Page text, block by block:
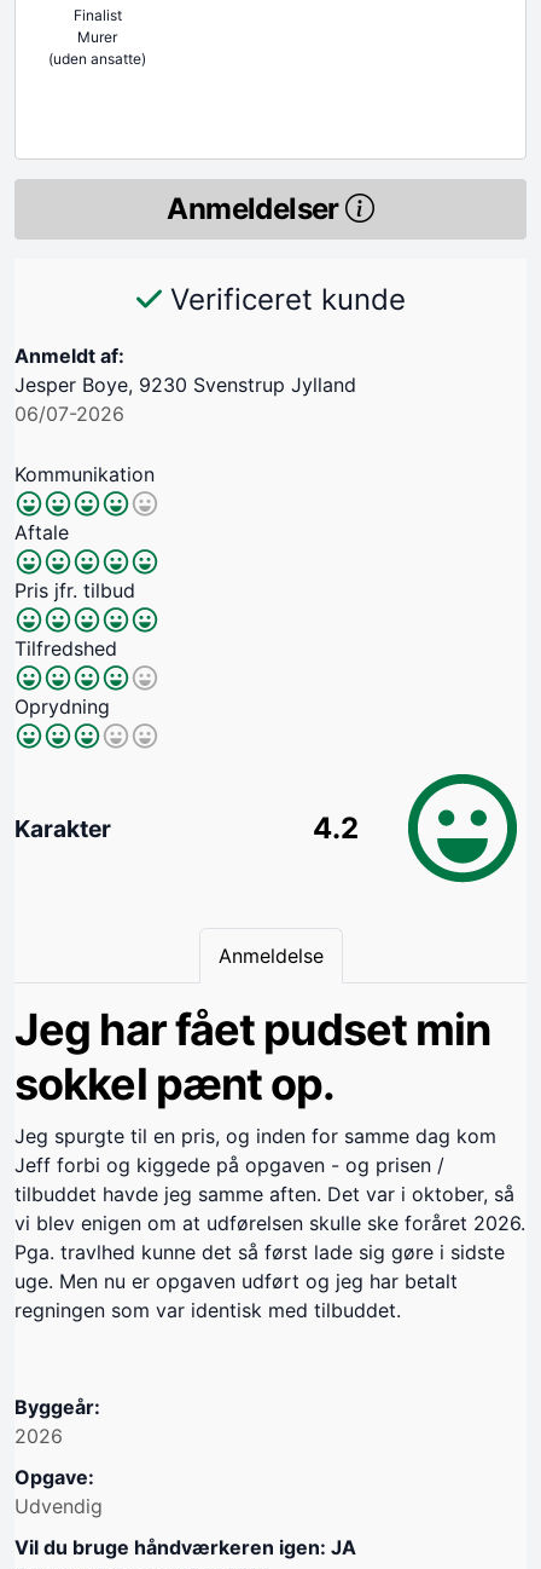
Finalist
Murer
(uden ansatte)
Anmeldelser
Verificeret kunde
Anmeldt af:
Jesper Boye, 9230 Svenstrup Jylland
06/07-2026
Kommunikation
Aftale
Pris jfr. tilbud
Tilfredshed
Oprydning
Karakter 4.2
Anmeldelse
Jeg har fået pudset min
sokkel pænt op.
Jeg spurgte til en pris, og inden for samme dag kom
Jeff forbi og kiggede på opgaven - og prisen /
tilbuddet havde jeg samme aften. Det var i oktober, så
vi blev enigen om at udførelsen skulle ske foråret 2026.
Pga. travlhed kunne det så først lade sig gøre i sidste
uge. Men nu er opgaven udført og jeg har betalt
regningen som var identisk med tilbuddet.
Byggeår:
2026
Opgave:
Udvendig
Vil du bruge håndværkeren igen: JA